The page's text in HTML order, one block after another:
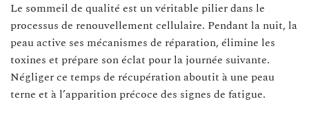
Le sommeil de qualité est un véritable pilier dans le
processus de renouvellement cellulaire. Pendant la nuit, la
peau active ses mécanismes de réparation, élimine les
toxines et prépare son éclat pour la journée suivante.
Négliger ce temps de récupération aboutit à une peau
terne et à l’apparition précoce des signes de fatigue.